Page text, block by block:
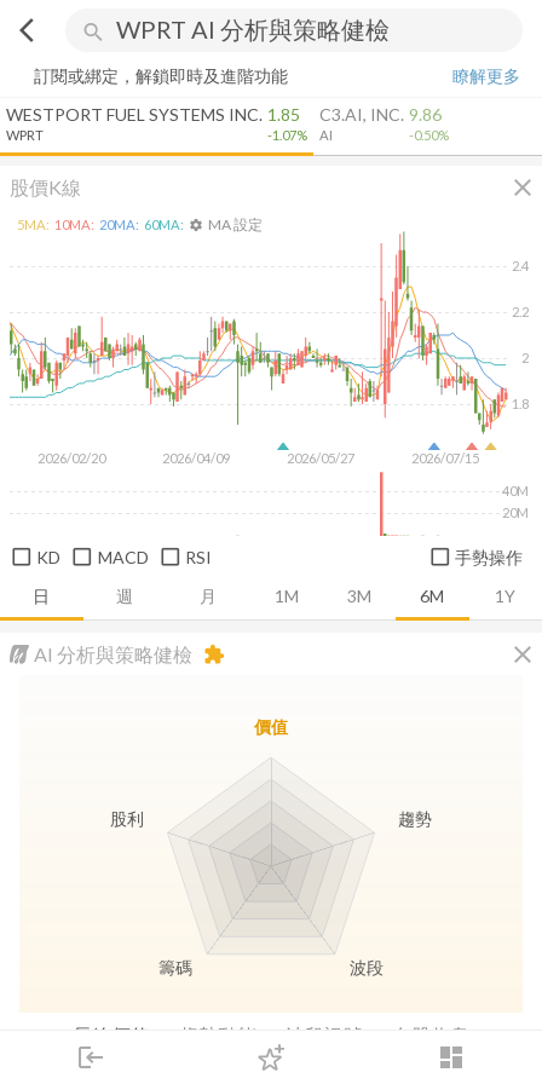
arrow_back_ios search
login dashboard
下單
訂閱或綁定，解鎖即時及進階功能
瞭解更多
WESTPORT FUEL SYSTEMS INC.
WPRT
1.85
-1.07%
C3.AI, INC.
AI
9.86
-0.50%
股價K線 close
日 週 月 1M 3M 6M 1Y
2026/02/20 2026/04/09 2026/05/27 2026/07/15
1.8
2
2.2
2.4
20M
40M
5MA: 10MA: 20MA: 60MA: settings MA 設定
KD MACD RSI 手勢操作
AI 分析與策略健檢 close
extension
長線價值 趨勢動能 波段訊號 存股收息
價值
趨勢
波段
籌碼
股利